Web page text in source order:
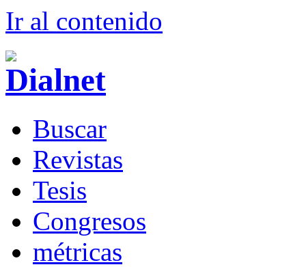
Ir al contenido
Buscar
Revistas
Tesis
Congresos
métricas